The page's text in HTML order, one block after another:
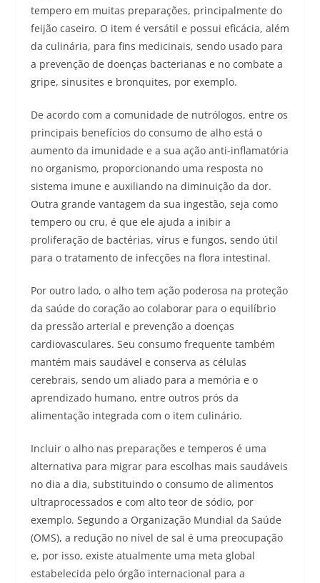
tempero em muitas preparações, principalmente do
feijão caseiro. O item é versátil e possui eficácia, além
da culinária, para fins medicinais, sendo usado para
a prevenção de doenças bacterianas e no combate a
gripe, sinusites e bronquites, por exemplo.
De acordo com a comunidade de nutrólogos, entre os
principais benefícios do consumo de alho está o
aumento da imunidade e a sua ação anti-inflamatória
no organismo, proporcionando uma resposta no
sistema imune e auxiliando na diminuição da dor.
Outra grande vantagem da sua ingestão, seja como
tempero ou cru, é que ele ajuda a inibir a
proliferação de bactérias, vírus e fungos, sendo útil
para o tratamento de infecções na flora intestinal.
Por outro lado, o alho tem ação poderosa na proteção
da saúde do coração ao colaborar para o equilíbrio
da pressão arterial e prevenção a doenças
cardiovasculares. Seu consumo frequente também
mantém mais saudável e conserva as células
cerebrais, sendo um aliado para a memória e o
aprendizado humano, entre outros prós da
alimentação integrada com o item culinário.
Incluir o alho nas preparações e temperos é uma
alternativa para migrar para escolhas mais saudáveis
no dia a dia, substituindo o consumo de alimentos
ultraprocessados e com alto teor de sódio, por
exemplo. Segundo a Organização Mundial da Saúde
(OMS), a redução no nível de sal é uma preocupação
e, por isso, existe atualmente uma meta global
estabelecida pelo órgão internacional para a